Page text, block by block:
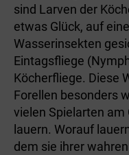
sind Larven der
etwas Glück, auf
Wasserinsekten
Eintagsfliege
Köcherfliege. Diese
Forellen besonders
vielen Spielarten am
lauern. Worauf
dem sie ihrer